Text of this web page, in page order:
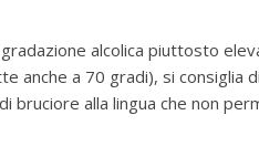
alcolica piuttosto
anche a 70 gradi), si consiglia
bruciore alla lingua che non